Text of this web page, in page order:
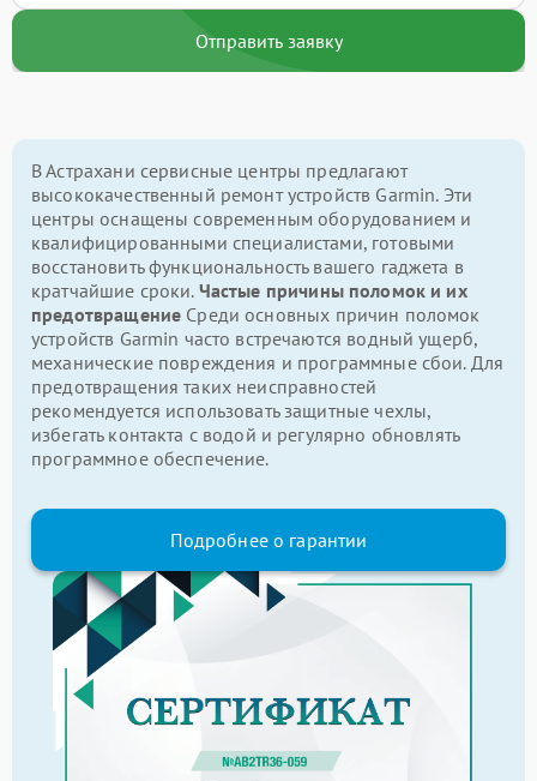
Отправить заявку
В Астрахани сервисные центры предлагают
высококачественный ремонт устройств Garmin. Эти
центры оснащены современным оборудованием и
квалифицированными специалистами, готовыми
восстановить функциональность вашего гаджета в
кратчайшие сроки. Частые причины поломок и их
предотвращение Среди основных причин поломок
устройств Garmin часто встречаются водный ущерб,
механические повреждения и программные сбои. Для
предотвращения таких неисправностей
рекомендуется использовать защитные чехлы,
избегать контакта с водой и регулярно обновлять
программное обеспечение.
Подробнее о гарантии